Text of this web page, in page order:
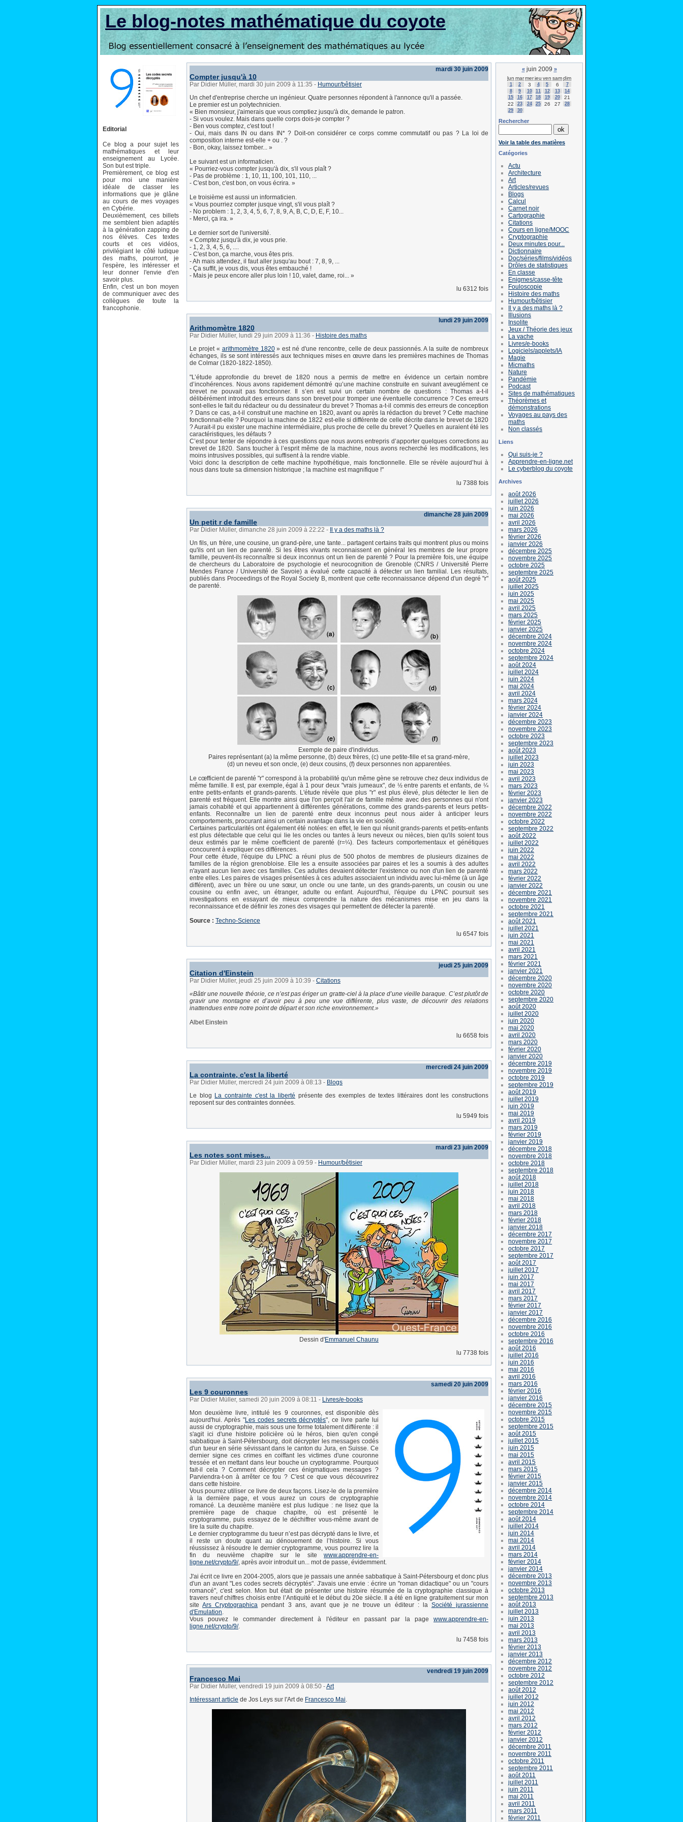
Le blog-notes mathématique du coyote
Editorial
Ce blog a pour sujet les
mathématiques et leur
enseignement au Lycée.
Son but est triple.
Premièrement, ce blog est
pour moi une manière
idéale de classer les
informations que je glâne
au cours de mes voyages
en Cybérie.
Deuxièmement, ces billets
me semblent bien adaptés
à la génération zapping de
nos élèves. Ces textes
courts et ces vidéos,
privilégiant le côté ludique
des maths, pourront, je
l'espère, les intéresser et
leur donner l'envie d'en
savoir plus.
Enfin, c'est un bon moyen
de communiquer avec des
collègues de toute la
francophonie.
mardi 30 juin 2009
Compter jusqu'à 10
Par Didier Müller, mardi 30 juin 2009 à 11:35 - Humour/bêtisier
Un chef d'entreprise cherche un ingénieur. Quatre personnes répondent à l'annonce qu'il a passée.
Le premier est un polytechnicien.
« Bien monsieur, j'aimerais que vous comptiez jusqu'à dix, demande le patron.
- Si vous voulez. Mais dans quelle corps dois-je compter ?
- Ben vous comptez, c'est tout !
- Oui, mais dans IN ou dans IN* ? Doit-on considérer ce corps comme commutatif ou pas ? La loi de
composition interne est-elle + ou . ?
- Bon, okay, laissez tomber... »
Le suivant est un informaticien.
« Pourriez-vous compter jusqu'à dix, s'il vous plaît ?
- Pas de problème : 1, 10, 11, 100, 101, 110, ...
- C'est bon, c'est bon, on vous écrira. »
Le troisième est aussi un informaticien.
« Vous pourriez compter jusque vingt, s'il vous plaît ?
- No problem : 1, 2, 3, 4, 5, 6, 7, 8, 9, A, B, C, D, E, F, 10...
- Merci, ça ira. »
Le dernier sort de l'université.
« Comptez jusqu'à dix, je vous prie.
- 1, 2, 3, 4, 5, 6, ....
- C'est bon, ça marche, vous êtes pris.
- Ah mais attendez, il faut aller jusqu'au bout : 7, 8, 9, ...
- Ça suffit, je vous dis, vous êtes embauché !
- Mais je peux encore aller plus loin ! 10, valet, dame, roi... »
lu 6312 fois
lundi 29 juin 2009
Arithmomètre 1820
Par Didier Müller, lundi 29 juin 2009 à 11:36 - Histoire des maths
Le projet « arithmomètre 1820» est né d'une rencontre, celle de deux passionnés. A la suite de nombreux
échanges, ils se sont intéressés aux techniques mises en œuvre dans les premières machines de Thomas
de Colmar (1820-1822-1850).
"L’étude approfondie du brevet de 1820 nous a permis de mettre en évidence un certain nombre
d’incohérences. Nous avons rapidement démontré qu’une machine construite en suivant aveuglément ce
brevet ne pouvait pas fonctionner. Il s’en est suivi un certain nombre de questions : Thomas a-t-il
délibérément introduit des erreurs dans son brevet pour tromper une éventuelle concurrence ? Ces erreurs
sont-elles le fait du rédacteur ou du dessinateur du brevet ? Thomas a-t-il commis des erreurs de conception
? Dans ce cas, a-t-il construit une machine en 1820, avant ou après la rédaction du brevet ? Cette machine
fonctionnait-elle ? Pourquoi la machine de 1822 est-elle si différente de celle décrite dans le brevet de 1820
? Aurait-il pu exister une machine intermédiaire, plus proche de celle du brevet ? Quelles en auraient été les
caractéristiques, les défauts ?
C’est pour tenter de répondre à ces questions que nous avons entrepris d’apporter quelques corrections au
brevet de 1820. Sans toucher à l’esprit même de la machine, nous avons recherché les modifications, les
moins intrusives possibles, qui suffisent à la rendre viable.
Voici donc la description de cette machine hypothétique, mais fonctionnelle. Elle se révèle aujourd’hui à
nous dans toute sa dimension historique ; la machine est magnifique !"
lu 7388 fois
dimanche 28 juin 2009
Un petit r de famille
Par Didier Müller, dimanche 28 juin 2009 à 22:22 -
Il y a des maths là ?
Un fils, un frère, une cousine, un grand-père, une tante... partagent certains traits qui montrent plus ou moins
qu'ils ont un lien de parenté. Si les êtres vivants reconnaissent en général les membres de leur propre
famille, peuvent-ils reconnaître si deux inconnus ont un lien de parenté ? Pour la première fois, une équipe
de chercheurs du Laboratoire de psychologie et neurocognition de Grenoble (CNRS / Université Pierre
Mendes France / Université de Savoie) a évalué cette capacité à détecter un lien familial. Les résultats,
publiés dans Proceedings of the Royal Society B, montrent que cette reconnaissance dépend d'un degré "r"
de parenté.
Exemple de paire d'individus.
Paires représentant (a) la même personne, (b) deux frères, (c) une petite-fille et sa grand-mère,
(d) un neveu et son oncle, (e) deux cousins, (f) deux personnes non apparentées.
Le cœfficient de parenté "r" correspond à la probabilité qu'un même gène se retrouve chez deux individus de
même famille. Il est, par exemple, égal à 1 pour deux "vrais jumeaux", de ½ entre parents et enfants, de ¼
entre petits-enfants et grands-parents. L'étude révèle que plus "r" est plus élevé, plus détecter le lien de
parenté est fréquent. Elle montre ainsi que l'on perçoit l'air de famille même avec des personnes qui n'ont
jamais cohabité et qui appartiennent à différentes générations, comme des grands-parents et leurs petits-
enfants. Reconnaître un lien de parenté entre deux inconnus peut nous aider à anticiper leurs
comportements, procurant ainsi un certain avantage dans la vie en société.
Certaines particularités ont également été notées: en effet, le lien qui réunit grands-parents et petits-enfants
est plus détectable que celui qui lie les oncles ou tantes à leurs neveux ou nièces, bien qu'ils soient tous
deux estimés par le même coefficient de parenté (r=¼). Des facteurs comportementaux et génétiques
concourent à expliquer ces différences.
Pour cette étude, l'équipe du LPNC a réuni plus de 500 photos de membres de plusieurs dizaines de
familles de la région grenobloise. Elle les a ensuite associées par paires et les a soumis à des adultes
n'ayant aucun lien avec ces familles. Ces adultes devaient détecter l'existence ou non d'un lien de parenté
entre elles. Les paires de visages présentées à ces adultes associaient un individu avec lui-même (à un âge
différent), avec un frère ou une sœur, un oncle ou une tante, un des grands-parents, un cousin ou une
cousine ou enfin avec, un étranger, adulte ou enfant. Aujourd'hui, l'équipe du LPNC poursuit ses
investigations en essayant de mieux comprendre la nature des mécanismes mise en jeu dans la
reconnaissance et de définir les zones des visages qui permettent de détecter la parenté.
Source : Techno-Science
lu 6547 fois
jeudi 25 juin 2009
Citation d'Einstein
Par Didier Müller, jeudi 25 juin 2009 à 10:39 - Citations
Bâtir une nouvelle théorie, ce n’est pas ériger un gratte-ciel à la place d’une vieille baraque. C’est plutôt de
gravir une montagne et d’avoir peu à peu une vue différente, plus vaste, de découvrir des relations
inattendues entre notre point de départ et son riche environnement.
Albet Einstein
lu 6658 fois
mercredi 24 juin 2009
La contrainte, c'est la liberté
Par Didier Müller, mercredi 24 juin 2009 à 08:13 - Blogs
Le blog La contrainte c'est la liberté présente des exemples de textes littéraires dont les constructions
reposent sur des contraintes données.
lu 5949 fois
mardi 23 juin 2009
Les notes sont mises...
Par Didier Müller, mardi 23 juin 2009 à 09:59 - Humour/bêtisier
Dessin d'Emmanuel Chaunu
lu 7738 fois
samedi 20 juin 2009
Les 9 couronnes
Par Didier Müller, samedi 20 juin 2009 à 08:11 - Livres/e-books
Mon deuxième livre, intitulé les 9 couronnes, est disponible dès
aujourd'hui. Après "Les codes secrets décryptés", ce livre parle lui
aussi de cryptographie, mais sous une forme totalement différente : il
s'agit ici d'une histoire policière où le héros, bien qu'en congé
sabbatique à Saint-Pétersbourg, doit décrypter les messages codés
d'un tueur en série sévissant dans le canton du Jura, en Suisse. Ce
dernier signe ces crimes en coiffant les victimes d'une couronne
tressée et en mettant dans leur bouche un cryptogramme. Pourquoi
fait-il cela ? Comment décrypter ces énigmatiques messages ?
Parviendra-t-on à arrêter ce fou ? C'est ce que vous découvrirez
dans cette histoire.
Vous pourrez utiliser ce livre de deux façons. Lisez-le de la première
à la dernière page, et vous aurez un cours de cryptographie
romancé. La deuxième manière est plus ludique : ne lisez que la
première page de chaque chapitre, où est présenté le
cryptogramme, puis essayez de le déchiffrer vous-même avant de
lire la suite du chapitre.
Le dernier cryptogramme du tueur n’est pas décrypté dans le livre, et
il reste un doute quant au dénouement de l’histoire. Si vous
réussissez à résoudre le dernier cryptogramme, vous pourrez lire la
fin du neuvième chapitre sur le site www.apprendre-en-
ligne.net/crypto/9/, après avoir introduit un... mot de passe, évidemment.
J'ai écrit ce livre en 2004-2005, alors que je passais une année sabbatique à Saint-Pétersbourg et donc plus
d'un an avant "Les codes secrets décryptés". J'avais une envie : écrire un "roman didactique" ou un "cours
romancé", c'est selon. Mon but était de présenter une histoire résumée de la cryptographie classique à
travers neuf chiffres choisis entre l’Antiquité et le début du 20e siècle. Il a été en ligne gratuitement sur mon
siteArs Cryptographica pendant 3 ans, avant que je ne trouve un éditeur : la Société jurassienne
d'Emulation.
Vous pouvez le commander directement à l'éditeur en passant par la page www.apprendre-en-
ligne.net/crypto/9/.
lu 7458 fois
vendredi 19 juin 2009
Francesco Mai
Par Didier Müller, vendredi 19 juin 2009 à 08:50 -Art
Intéressant article de Jos Leys sur l'Art de Francesco Mai.
«juin 2009 »
lun marmerjeu ven samdim
1 2 3 4 5 6
7
8
9 10 11 12 13
14
15
16 17 18 19 20
21
22
23 24 25 26 27
28
29
30
Rechercher
Voir la table des matières
Catégories
Actu
Architecture
Art
Articles/revues
Blogs
Calcul
Carnet noir
Cartographie
Citations
Cours en ligne/MOOC
Cryptographie
Deux minutes pour...
Dictionnaire
Doc/séries/films/vidéos
Drôles de statistiques
En classe
Enigmes/casse-tête
Fouloscopie
Histoire des maths
Humour/bêtisier
Il y a des maths là ?
Illusions
Insolite
Jeux / Théorie des jeux
La vache
Livres/e-books
Logiciels/applets/IA
Magie
Micmaths
Nature
Pandémie
Podcast
Sites de mathématiques
Théorèmes et
démonstrations
Voyages au pays des
maths
Non classés
Liens
Qui suis-je ?
Apprendre-en-ligne.net
Le cyberblog du coyote
Archives
août 2026
juillet 2026
juin 2026
mai 2026
avril 2026
mars 2026
février 2026
janvier 2026
décembre 2025
novembre 2025
octobre 2025
septembre 2025
août 2025
juillet 2025
juin 2025
mai 2025
avril 2025
mars 2025
février 2025
janvier 2025
décembre 2024
novembre 2024
octobre 2024
septembre 2024
août 2024
juillet 2024
juin 2024
mai 2024
avril 2024
mars 2024
février 2024
janvier 2024
décembre 2023
novembre 2023
octobre 2023
septembre 2023
août 2023
juillet 2023
juin 2023
mai 2023
avril 2023
mars 2023
février 2023
janvier 2023
décembre 2022
novembre 2022
octobre 2022
septembre 2022
août 2022
juillet 2022
juin 2022
mai 2022
avril 2022
mars 2022
février 2022
janvier 2022
décembre 2021
novembre 2021
octobre 2021
septembre 2021
août 2021
juillet 2021
juin 2021
mai 2021
avril 2021
mars 2021
février 2021
janvier 2021
décembre 2020
novembre 2020
octobre 2020
septembre 2020
août 2020
juillet 2020
juin 2020
mai 2020
avril 2020
mars 2020
février 2020
janvier 2020
décembre 2019
novembre 2019
octobre 2019
septembre 2019
août 2019
juillet 2019
juin 2019
mai 2019
avril 2019
mars 2019
février 2019
janvier 2019
décembre 2018
novembre 2018
octobre 2018
septembre 2018
août 2018
juillet 2018
juin 2018
mai 2018
avril 2018
mars 2018
février 2018
janvier 2018
décembre 2017
novembre 2017
octobre 2017
septembre 2017
août 2017
juillet 2017
juin 2017
mai 2017
avril 2017
mars 2017
février 2017
janvier 2017
décembre 2016
novembre 2016
octobre 2016
septembre 2016
août 2016
juillet 2016
juin 2016
mai 2016
avril 2016
mars 2016
février 2016
janvier 2016
décembre 2015
novembre 2015
octobre 2015
septembre 2015
août 2015
juillet 2015
juin 2015
mai 2015
avril 2015
mars 2015
février 2015
janvier 2015
décembre 2014
novembre 2014
octobre 2014
septembre 2014
août 2014
juillet 2014
juin 2014
mai 2014
avril 2014
mars 2014
février 2014
janvier 2014
décembre 2013
novembre 2013
octobre 2013
septembre 2013
août 2013
juillet 2013
juin 2013
mai 2013
avril 2013
mars 2013
février 2013
janvier 2013
décembre 2012
novembre 2012
octobre 2012
septembre 2012
août 2012
juillet 2012
juin 2012
mai 2012
avril 2012
mars 2012
février 2012
janvier 2012
décembre 2011
novembre 2011
octobre 2011
septembre 2011
août 2011
juillet 2011
juin 2011
mai 2011
avril 2011
mars 2011
février 2011